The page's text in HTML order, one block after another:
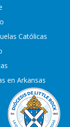
Católicas
en Arkansas